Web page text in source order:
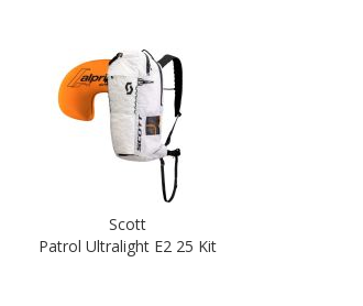
Scott
Patrol Ultralight E2 25 Kit